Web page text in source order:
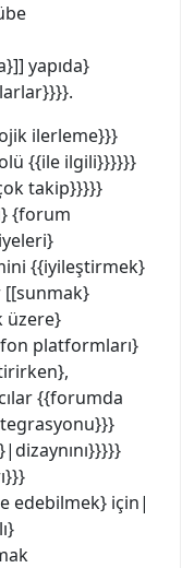
yapıda}
ilerleme}}}
{{ile ilgili}}}}}}
takip}}}}}
{forum
{{iyileştirmek}
[[sunmak}
üzere}
platformları}
{{forumda
edebilmek} için|